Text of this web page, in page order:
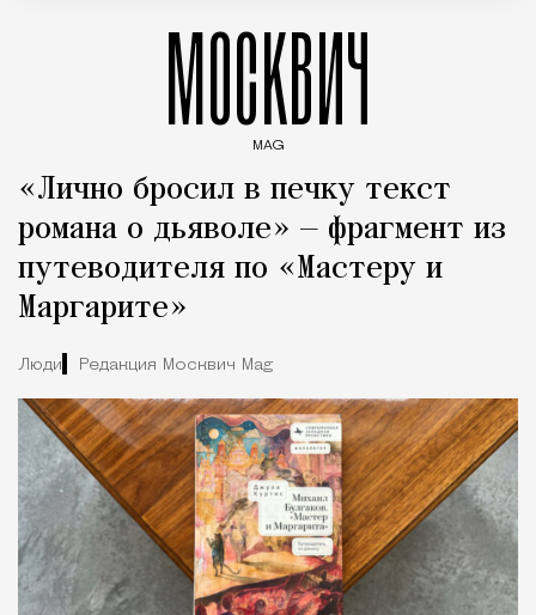
МОСКВИЧ
MAG
«Лично бросил в печку текст
романа о дьяволе» — фрагмент из
путеводителя по «Мастеру и
Маргарите»
Люди Редакция Москвич Mag